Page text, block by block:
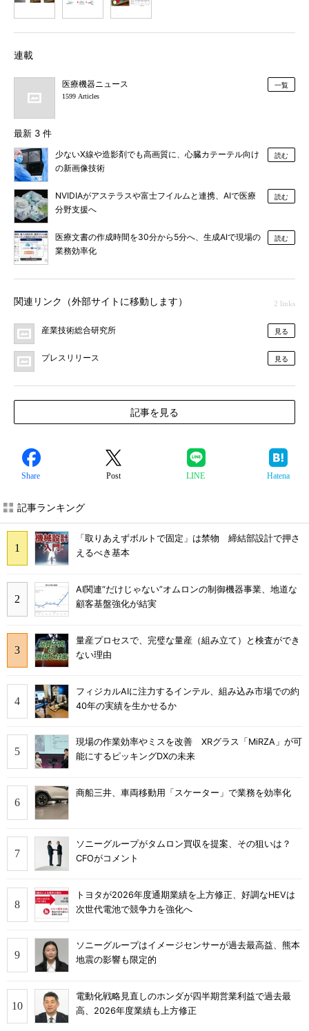
連載
医療機器ニュース
1599 Articles
一覧
最新 3 件
少ないX線や造影剤でも高画質に、心臓カテーテル向け
の新画像技術
読む
NVIDIAがアステラスや富士フイルムと連携、AIで医療
分野支援へ
読む
医療文書の作成時間を30分から5分へ、生成AIで現場の
業務効率化
読む
関連リンク（外部サイトに移動します） 2 links
産業技術総合研究所 見る
プレスリリース 見る
記事を見る
Share Post LINE Hatena
記事ランキング
「取りあえずボルトで固定」は禁物 締結部設計で押さ
えるべき基本
AI関連“だけじゃない”オムロンの制御機器事業、地道な
顧客基盤強化が結実
量産プロセスで、完璧な量産（組み立て）と検査ができ
ない理由
フィジカルAIに注力するインテル、組み込み市場での約
40年の実績を生かせるか
現場の作業効率やミスを改善 XRグラス「MiRZA」が可
能にするピッキングDXの未来
商船三井、車両移動用「スケーター」で業務を効率化
ソニーグループがタムロン買収を提案、その狙いは？
CFOがコメント
トヨタが2026年度通期業績を上方修正、好調なHEVは
次世代電池で競争力を強化へ
ソニーグループはイメージセンサーが過去最高益、熊本
地震の影響も限定的
電動化戦略見直しのホンダが四半期営業利益で過去最
高、2026年度業績も上方修正